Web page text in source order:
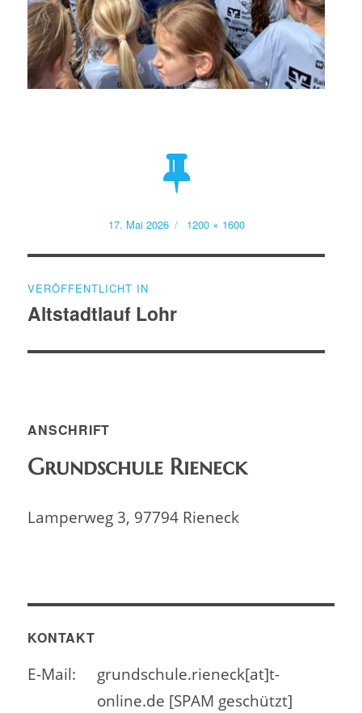
Veröffentlicht
17. Mai 2026
Volle
1200 × 1600
VERÖFFENTLICHT IN
Altstadtlauf Lohr
ANSCHRIFT
Grundschule Rieneck
Lamperweg 3, 97794 Rieneck
KONTAKT
E-Mail:
grundschule.rieneck[at]t-
online.de [SPAM geschützt]